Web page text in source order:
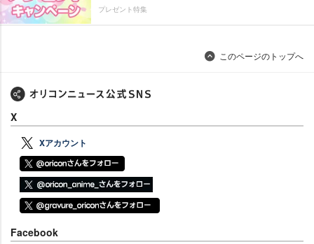
プレゼント特集
このページのトップへ
X
Xアカウント
Facebook